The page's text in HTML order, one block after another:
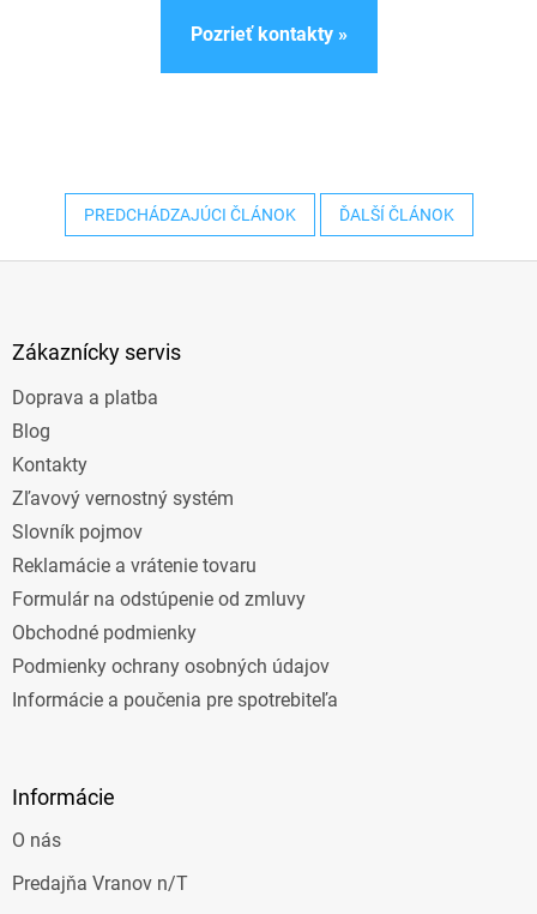
Pozrieť kontakty »
PREDCHÁDZAJÚCI ČLÁNOK ĎALŠÍ ČLÁNOK
Zákaznícky servis
Doprava a platba
Blog
Kontakty
Zľavový vernostný systém
Slovník pojmov
Reklamácie a vrátenie tovaru
Formulár na odstúpenie od zmluvy
Obchodné podmienky
Podmienky ochrany osobných údajov
Informácie a poučenia pre spotrebiteľa
Informácie
O nás
Predajňa Vranov n/T